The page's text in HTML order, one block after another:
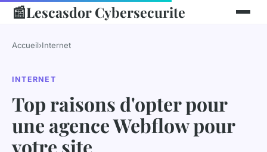
📰Lescasdor Cybersecurite
Accueil›Internet
INTERNET
Top raisons d'opter pour
une agence Webflow pour
votre site